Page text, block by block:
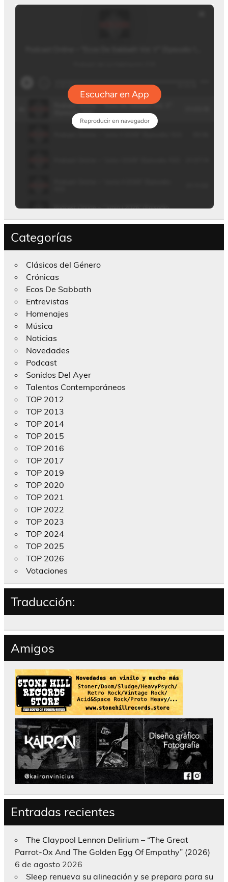
Categorías
Clásicos del Género
Crónicas
Ecos De Sabbath
Entrevistas
Homenajes
Música
Noticias
Novedades
Podcast
Sonidos Del Ayer
Talentos Contemporáneos
TOP 2012
TOP 2013
TOP 2014
TOP 2015
TOP 2016
TOP 2017
TOP 2019
TOP 2020
TOP 2021
TOP 2022
TOP 2023
TOP 2024
TOP 2025
TOP 2026
Votaciones
Traducción:
Amigos
Entradas recientes
The Claypool Lennon Delirium – “The Great
Parrot-Ox And The Golden Egg Of Empathy” (2026)
6 de agosto 2026
Sleep renueva su alineación y se prepara para su